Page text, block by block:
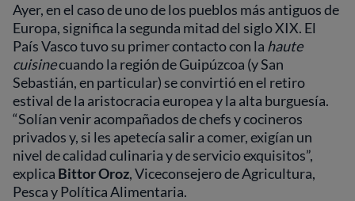
Ayer, en el caso de uno de los pueblos más antiguos de
Europa, significa la segunda mitad del siglo XIX. El
País Vasco tuvo su primer contacto con la haute
cuisinecuando la región de Guipúzcoa (y San
Sebastián, en particular) se convirtió en el retiro
estival de la aristocracia europea y la alta burguesía.
“Solían venir acompañados de chefs y cocineros
privados y, si les apetecía salir a comer, exigían un
nivel de calidad culinaria y de servicio exquisitos”,
explica Bittor Oroz, Viceconsejero de Agricultura,
Pesca y Política Alimentaria.